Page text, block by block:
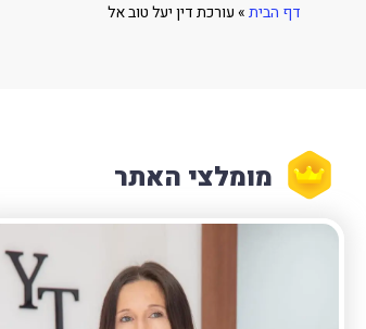
דף הבית»עורכת דין יעל טוב אל
מומלצי האתר